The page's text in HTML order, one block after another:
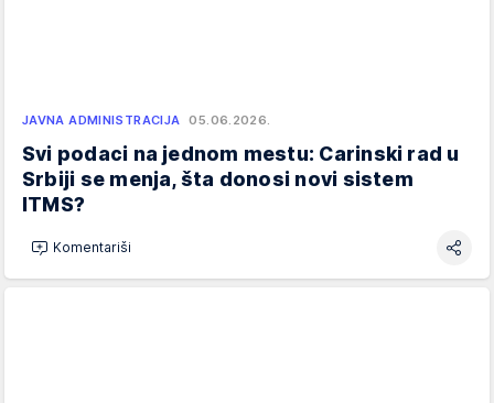
JAVNA ADMINISTRACIJA 05.06.2026.
Svi podaci na jednom mestu: Carinski rad u
Srbiji se menja, šta donosi novi sistem
ITMS?
Komentariši